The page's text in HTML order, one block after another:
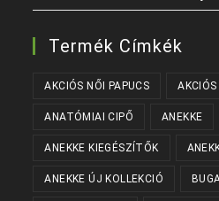
Termék Címkék
AKCIÓS NŐI PAPUCS
ANATÓMIAI CIPŐ ANEKKE
ANEKKE KIEGÉSZÍTŐK
ANEKKE ÚJ KOLLEKCIÓ